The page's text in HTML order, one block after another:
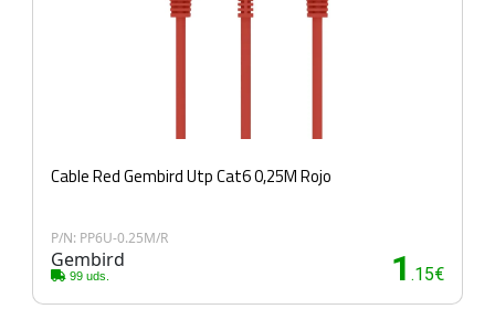
Cable Red Gembird Utp Cat6 0,25M Rojo
P/N: PP6U-0.25M/R
Gembird
99 uds. 1 .15€